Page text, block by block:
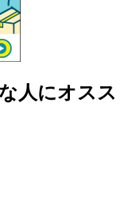
人にオスス